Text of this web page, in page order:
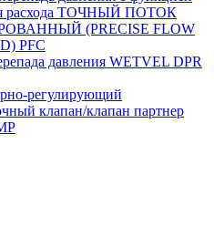
расхода ТОЧНЫЙ ПОТОК
(PRECISE FLOW
PFC
давления WETVEL DPR
регулирующий
клапан/клапан партнер